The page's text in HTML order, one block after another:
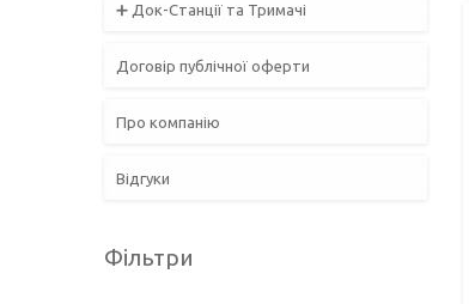
➕ Док-Станції та Тримачі
Договір публічної оферти
Про компанію
Відгуки
Фільтри